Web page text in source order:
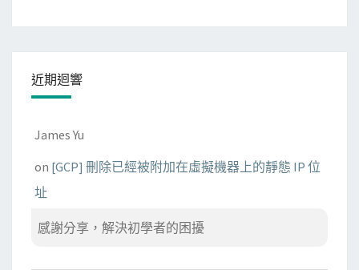
近期迴響
James Yu
on [GCP] 刪除已經被附加在虛擬機器上的靜態 IP 位
址
感謝分享，解決初學者的困擾